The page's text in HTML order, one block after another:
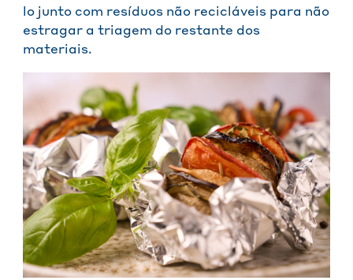
lo junto com resíduos não recicláveis para não
estragar a triagem do restante dos
materiais.